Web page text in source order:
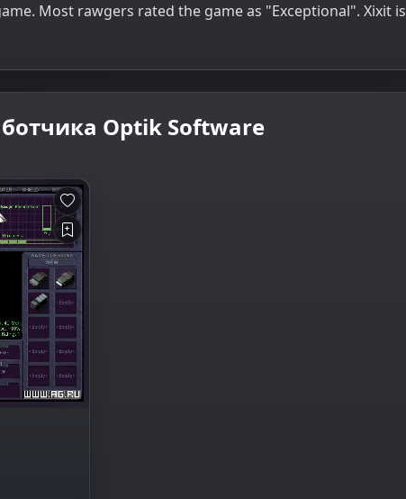
Most rawgers rated the game as "Exceptional". Xixit is
Optik Software